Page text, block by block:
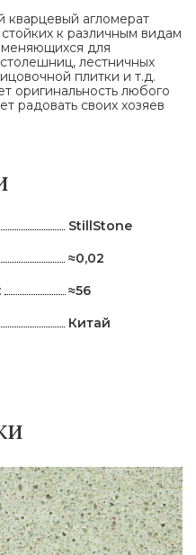
кварцевый агломерат
к различным видам
для
лестничных
плитки и т.д.
оригинальность любого
радовать своих хозяев
StillStone
≈0,02
≈56
Китай